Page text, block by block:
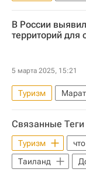
Коммерческая
В России
территорий для
5 марта 2025, 15:21
Туризм
Земельные
Связанные Теги
Туризм
Таиланд